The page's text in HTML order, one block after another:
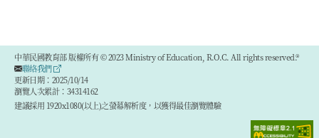
中華民國教育部 版權所有 © 2023 Ministry of Education, R.O.C. All rights reserved.®
聯絡我們
更新日期：2025/10/14
瀏覽人次累計：34314162
建議採用 1920x1080(以上)之螢幕解析度，以獲得最佳瀏覽體驗